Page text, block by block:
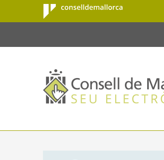
Salta al contingut principal
Consell de
Mallorca